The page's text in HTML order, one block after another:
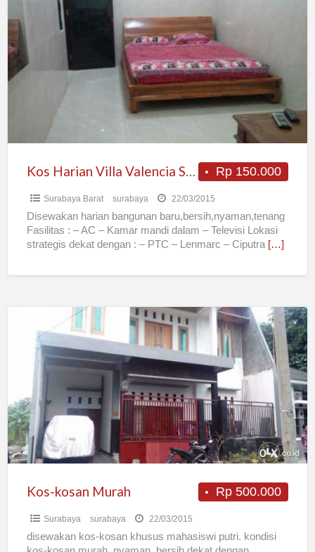
Harian
Villa
Valencia
Surabaya
Rp 150.000
Kos Harian Villa Valencia Surabaya Barat
Surabaya Barat surabaya 22/03/2015
Disewakan harian bangunan baru,bersih,nyaman,tenang
Fasilitas : – AC – Kamar mandi dalam – Televisi Lokasi
strategis dekat dengan : – PTC – Lenmarc – Ciputra […]
kosan
Murah
Rp 500.000
Kos-kosan Murah
Surabaya surabaya 22/03/2015
disewakan kos-kosan khusus mahasiswi putri. kondisi